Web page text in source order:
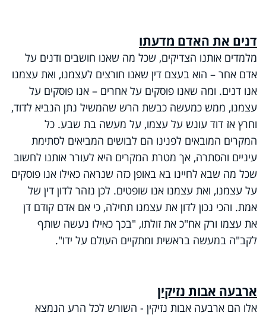
דנים את האדם מדעתו
מלמדים אותנו הצדיקים, שכל מה שאנו חושבים ודנים על
אדם אחר – הוא בעצם דין שאנו חורצים לעצמנו, ואת עצמנו
אנו דנים. ומה שאנו פוסקים על אחרים – אנו פוסקים על
עצמנו, ממש כמעשה כבשת הרש שהמשיל נתן הנביא לדוד,
וחרץ אז דוד עונש על עצמו, על מעשה בת שבע. כל
המקרים המובאים לפנינו הם לבושים המביאים לסתימת
עיניים והסתרה, אך מטרת המקרים היא לעורר אותנו לחשוב
שכל מה שבא לחיינו בא באופן כזה שנראה כאילו אנו פוסקים
על עצמנו, ואת עצמנו אנו שופטים. לכן נזהר לדון דין של
אמת. והכי נכון לדון את עצמנו תחילה, כי אם אדם קודם דן
את עצמו ורק אח"כ את זולתו, "בכך כאילו נעשה שותף
לקב"ה במעשה בראשית ומתקיים העולם על ידו".
ארבעה אבות נזיקין
אלו הם ארבעה אבות נזיקין - השורש לכל הרע הנמצא